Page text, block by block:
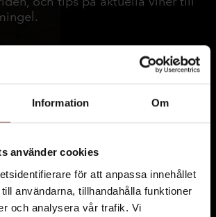
Information Om
använder cookies
för att anpassa innehållet
användarna, tillhandahålla funktioner
och analysera vår trafik. Vi
om mat och vin
FINE WINE - VÅR